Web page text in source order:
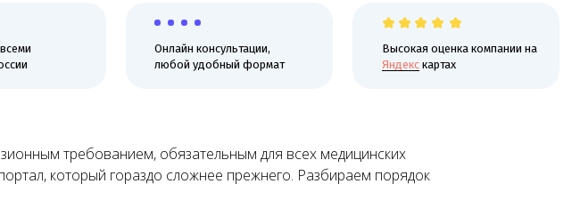
Онлайн консультации, Высокая оценка компании на
требованием, обязательным для всех медицинских
который гораздо сложнее прежнего. Разбираем порядок